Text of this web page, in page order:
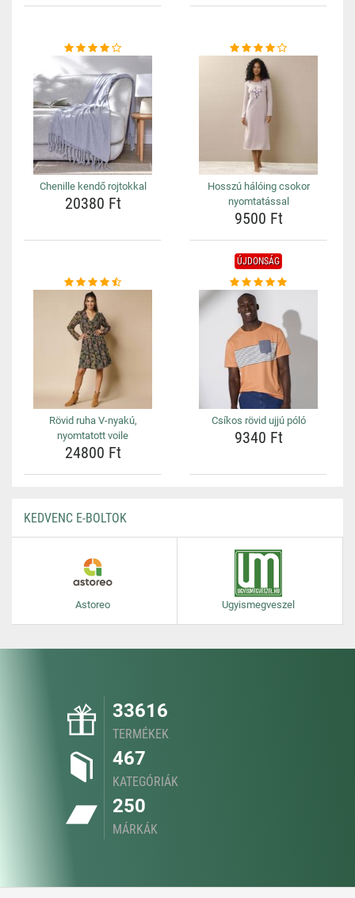
Chenille kendő rojtokkal
20380 Ft
Hosszú hálóing csokor
nyomtatással
9500 Ft
Rövid ruha V-nyakú,
nyomtatott voile
24800 Ft
ÚJDONSÁG
Csíkos rövid ujjú póló
9340 Ft
KEDVENC E-BOLTOK
Astoreo Ugyismegveszel
33616
TERMÉKEK
467
KATEGÓRIÁK
250
MÁRKÁK